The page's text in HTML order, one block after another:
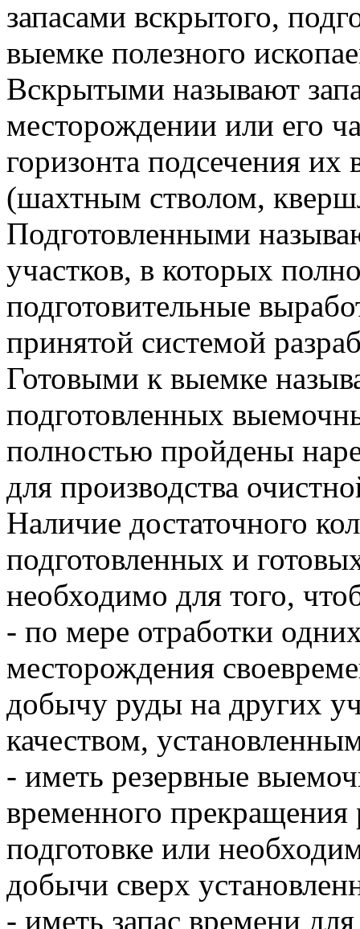
запасами вскрытого,
выемке полезного
Вскрытыми называют
месторождении или его
горизонта подсечения
(шахтным стволом,
Подготовленными
участков, в которых
подготовительные
принятой системой
Готовыми к выемке
подготовленных
полностью пройдены
для производства
Наличие достаточного
подготовленных и
необходимо для того,
- по мере отработки
месторождения
добычу руды на других
качеством,
- иметь резервные
временного
подготовке или
добычи сверх
- иметь запас времени